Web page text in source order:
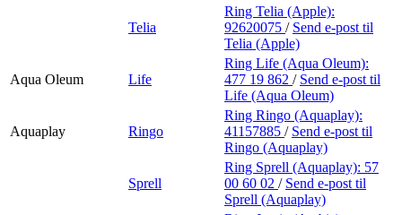
Telia
Ring Telia (Apple):
92620075 / Send e-post til
Telia (Apple)
Aqua Oleum Life
Ring Life (Aqua Oleum):
477 19 862 / Send e-post til
Life (Aqua Oleum)
Aquaplay Ringo
Ring Ringo (Aquaplay):
41157885 / Send e-post til
Ringo (Aquaplay)
Sprell
Ring Sprell (Aquaplay): 57
00 60 02 / Send e-post til
Sprell (Aquaplay)